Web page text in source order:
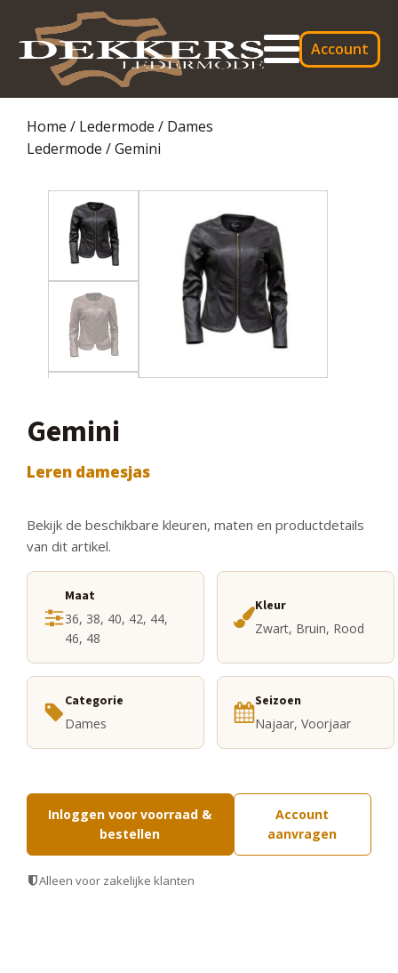
Account
Home / Ledermode / Dames
Ledermode / Gemini
Gemini
Leren damesjas
Bekijk de beschikbare kleuren, maten en productdetails
van dit artikel.
Maat
36, 38, 40, 42, 44,
46, 48
Kleur
Zwart, Bruin, Rood
Categorie
Dames
Seizoen
Najaar, Voorjaar
Inloggen voor voorraad &
bestellen
Account
aanvragen
Alleen voor zakelijke klanten